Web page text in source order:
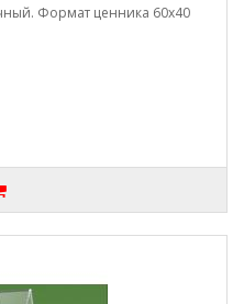
Формат ценника 60х40